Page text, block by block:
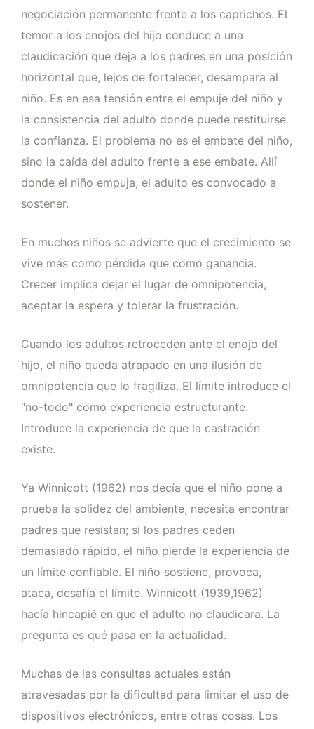
negociación permanente frente a los caprichos. El
temor a los enojos del hijo conduce a una
claudicación que deja a los padres en una posición
horizontal que, lejos de fortalecer, desampara al
niño. Es en esa tensión entre el empuje del niño y
la consistencia del adulto donde puede restituirse
la confianza. El problema no es el embate del niño,
sino la caída del adulto frente a ese embate. Allí
donde el niño empuja, el adulto es convocado a
sostener.
En muchos niños se advierte que el crecimiento se
vive más como pérdida que como ganancia.
Crecer implica dejar el lugar de omnipotencia,
aceptar la espera y tolerar la frustración.
Cuando los adultos retroceden ante el enojo del
hijo, el niño queda atrapado en una ilusión de
omnipotencia que lo fragiliza. El límite introduce el
"no-todo" como experiencia estructurante.
Introduce la experiencia de que la castración
existe.
Ya Winnicott (1962) nos decía que el niño pone a
prueba la solidez del ambiente, necesita encontrar
padres que resistan; si los padres ceden
demasiado rápido, el niño pierde la experiencia de
un límite confiable. El niño sostiene, provoca,
ataca, desafía el límite. Winnicott (1939,1962)
hacía hincapié en que el adulto no claudicara. La
pregunta es qué pasa en la actualidad.
Muchas de las consultas actuales están
atravesadas por la dificultad para limitar el uso de
dispositivos electrónicos, entre otras cosas. Los